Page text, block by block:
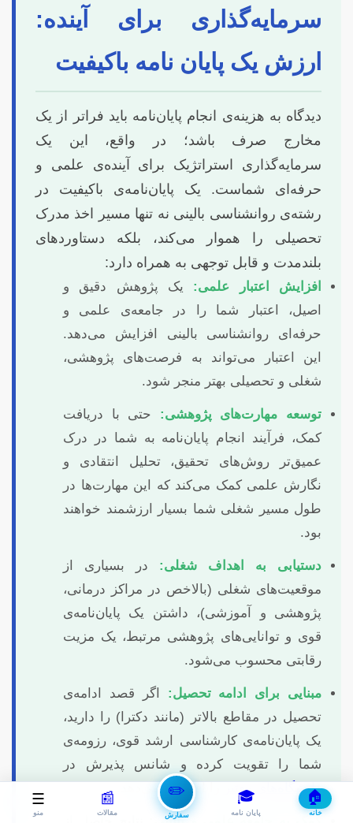
🏠
خانه
🎓
پایان نامه
✏️
سفارش
📰
مقالات
☰
منو
سرمایه‌گذاری برای آینده:
ارزش یک پایان نامه باکیفیت
دیدگاه به هزینه‌ی انجام پایان‌نامه باید فراتر از یک
مخارج صرف باشد؛ در واقع، این یک
سرمایه‌گذاری استراتژیک برای آینده‌ی علمی و
حرفه‌ای شماست. یک پایان‌نامه‌ی باکیفیت در
رشته‌ی روانشناسی بالینی نه تنها مسیر اخذ مدرک
تحصیلی را هموار می‌کند، بلکه دستاوردهای
بلندمدت و قابل توجهی به همراه دارد:
افزایش اعتبار علمی: یک پژوهش دقیق و
اصیل، اعتبار شما را در جامعه‌ی علمی و
حرفه‌ای روانشناسی بالینی افزایش می‌دهد.
این اعتبار می‌تواند به فرصت‌های پژوهشی،
شغلی و تحصیلی بهتر منجر شود.
توسعه مهارت‌های پژوهشی: حتی با دریافت
کمک، فرآیند انجام پایان‌نامه به شما در درک
عمیق‌تر روش‌های تحقیق، تحلیل انتقادی و
نگارش علمی کمک می‌کند که این مهارت‌ها در
طول مسیر شغلی شما بسیار ارزشمند خواهند
بود.
دستیابی به اهداف شغلی: در بسیاری از
موقعیت‌های شغلی (بالاخص در مراکز درمانی،
پژوهشی و آموزشی)، داشتن یک پایان‌نامه‌ی
قوی و توانایی‌های پژوهشی مرتبط، یک مزیت
رقابتی محسوب می‌شود.
مبنایی برای ادامه تحصیل: اگر قصد ادامه‌ی
تحصیل در مقاطع بالاتر (مانند دکترا) را دارید،
یک پایان‌نامه‌ی کارشناسی ارشد قوی، رزومه‌ی
شما را تقویت کرده و شانس پذیرش در
دانشگاه‌های معتبر
را افزایش می‌دهد.